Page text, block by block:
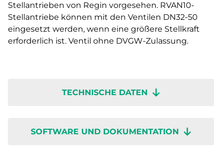
Stellantrieben von Regin vorgesehen. RVAN10-
Stellantriebe können mit den Ventilen DN32-50
eingesetzt werden, wenn eine größere Stellkraft
erforderlich ist. Ventil ohne DVGW-Zulassung.
TECHNISCHE DATEN
SOFTWARE UND DOKUMENTATION